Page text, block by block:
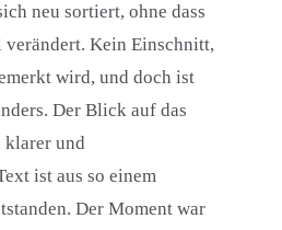
neu sortiert, ohne dass
Kein Einschnitt,
wird, und doch ist
Der Blick auf das
klarer und
ist aus so einem
Der Moment war